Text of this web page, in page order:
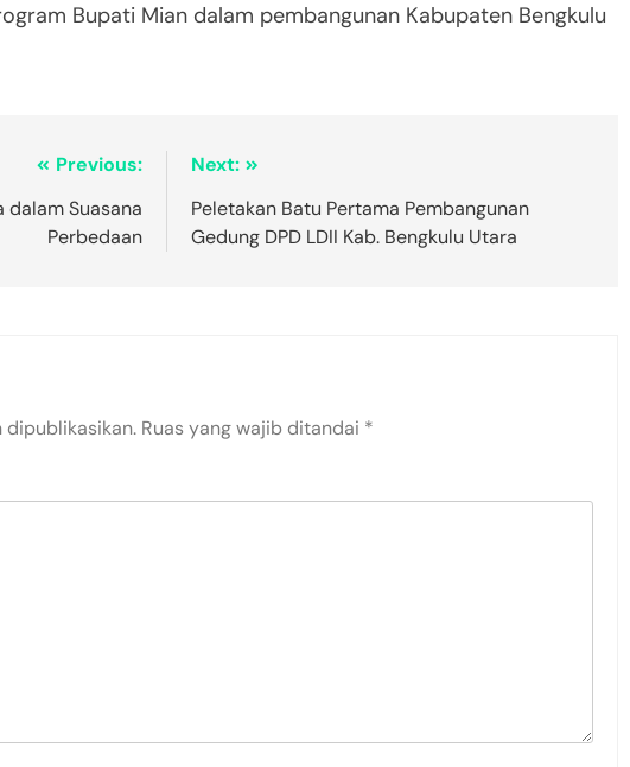
Bupati Mian dalam pembangunan Kabupaten Bengkulu
Previous:
dalam Suasana
Perbedaan
Next:
Peletakan Batu Pertama Pembangunan
Gedung DPD LDII Kab. Bengkulu Utara
dipublikasikan. Ruas yang wajib ditandai *